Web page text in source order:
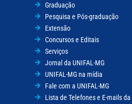
Graduação
Pesquisa e Pós-graduação
Extensão
Concursos e Editais
Serviços
Jornal da UNIFAL-MG
UNIFAL-MG na mídia
Fale com a UNIFAL-MG
Lista de Telefones e E-mails da